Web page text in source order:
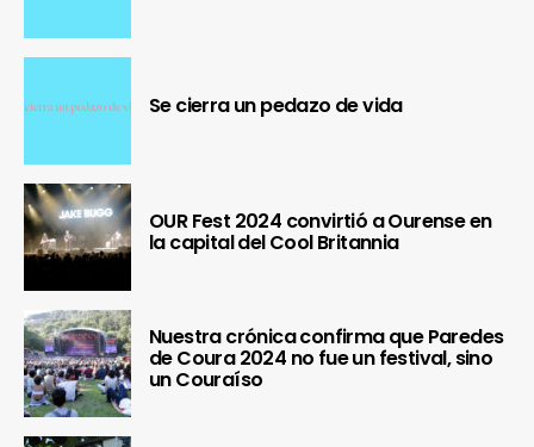
Se cierra un pedazo de vida
OUR Fest 2024 convirtió a Ourense en
la capital del Cool Britannia
Nuestra crónica confirma que Paredes
de Coura 2024 no fue un festival, sino
un Couraíso